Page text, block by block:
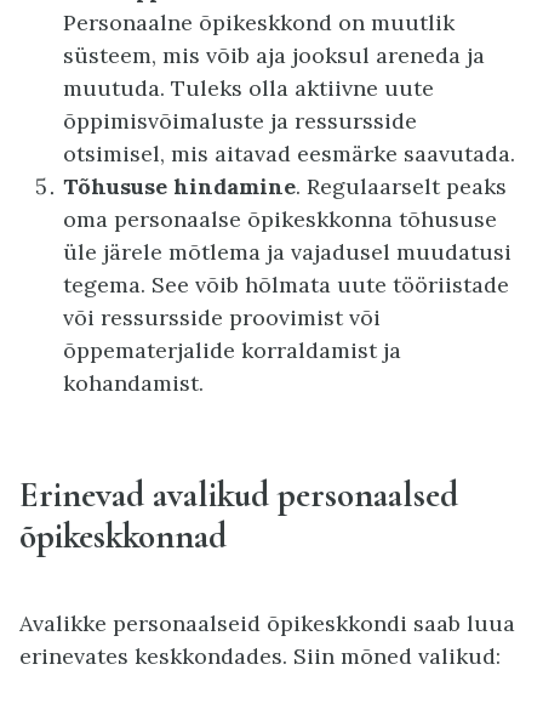
Personaalne õpikeskkond on muutlik
süsteem, mis võib aja jooksul areneda ja
muutuda. Tuleks olla aktiivne uute
õppimisvõimaluste ja ressursside
otsimisel, mis aitavad eesmärke saavutada.
Tõhususe hindamine. Regulaarselt peaks
oma personaalse õpikeskkonna tõhususe
üle järele mõtlema ja vajadusel muudatusi
tegema. See võib hõlmata uute tööriistade
või ressursside proovimist või
õppematerjalide korraldamist ja
kohandamist.
Erinevad avalikud personaalsed
õpikeskkonnad
Avalikke personaalseid õpikeskkondi saab luua
erinevates keskkondades. Siin mõned valikud: